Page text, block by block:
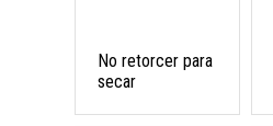
No retorcer para
secar